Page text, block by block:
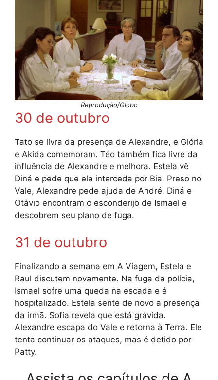
Reprodução/Globo
30 de outubro
Tato se livra da presença de Alexandre, e Glória
e Akida comemoram. Téo também fica livre da
influência de Alexandre e melhora. Estela vê
Diná e pede que ela interceda por Bia. Preso no
Vale, Alexandre pede ajuda de André. Diná e
Otávio encontram o esconderijo de Ismael e
descobrem seu plano de fuga.
31 de outubro
Finalizando a semana em A Viagem, Estela e
Raul discutem novamente. Na fuga da polícia,
Ismael sofre uma queda na escada e é
hospitalizado. Estela sente de novo a presença
da irmã. Sofia revela que está grávida.
Alexandre escapa do Vale e retorna à Terra. Ele
tenta continuar os ataques, mas é detido por
Patty.